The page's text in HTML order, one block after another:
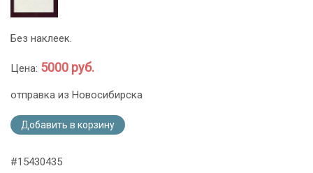
Без наклеек.
Цена: 5000 руб.
отправка из Новосибирска
Добавить в корзину
#15430435